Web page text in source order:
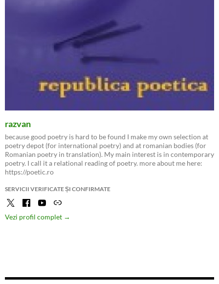
razvan
because good poetry is hard to be found I make my own selection at
poetry depot (for international poetry) and at romanian bodies (for
Romanian poetry in translation). My main interest is in contemporary
poetry. I call it a relational reading of poetry. more about me here:
https://poetic.ro
SERVICII VERIFICATE ȘI CONFIRMATE
Vezi profil complet →